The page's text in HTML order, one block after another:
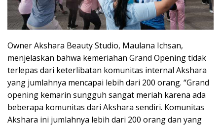
Owner Akshara Beauty Studio, Maulana Ichsan,
menjelaskan bahwa kemeriahan Grand Opening tidak
terlepas dari keterlibatan komunitas internal Akshara
yang jumlahnya mencapai lebih dari 200 orang. “Grand
opening kemarin sungguh sangat meriah karena ada
beberapa komunitas dari Akshara sendiri. Komunitas
Akshara ini jumlahnya lebih dari 200 orang dan yang